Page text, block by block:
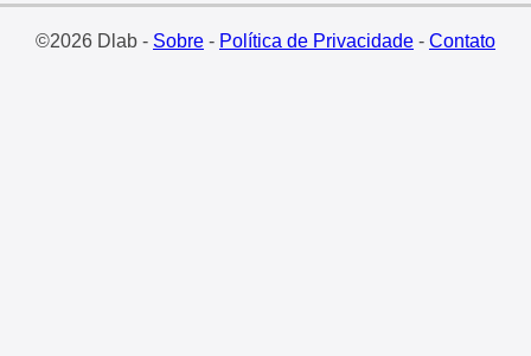
©2026 Dlab - Sobre- Política de Privacidade- Contato